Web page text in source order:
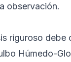
observación.
riguroso debe
Húmedo-